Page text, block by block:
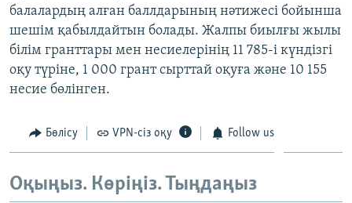
балалардың алған баллдарының нәтижесі бойынша
шешім қабылдайтын болады. Жалпы биылғы жылы
білім гранттары мен несиелерінің 11 785-і күндізгі
оқу түріне, 1 000 грант сырттай оқуға және 10 155
несие бөлінген.
Бөлісу VPN-сіз оқу Follow us
Оқыңыз. Көріңіз. Тыңдаңыз